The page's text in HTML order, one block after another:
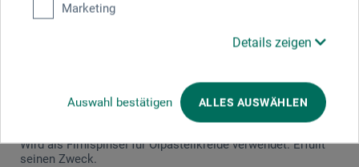
Marketing
Details zeigen
Auswahl bestätigen ALLES AUSWÄHLEN
boesner-Team.
Klasse Pinsel
Wird als Firnispinsel für Ölpastellkreide verwendet. Erfüllt
seinen Zweck.